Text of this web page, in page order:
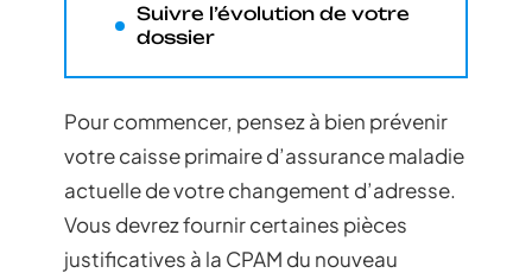
Suivre l’évolution de votre
dossier
Pour commencer, pensez à bien prévenir
votre caisse primaire d’assurance maladie
actuelle de votre changement d’adresse.
Vous devrez fournir certaines pièces
justificatives à la CPAM du nouveau